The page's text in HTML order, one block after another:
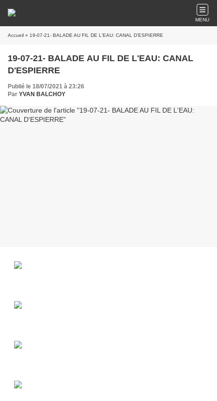
MENU
Accueil » 19-07-21- BALADE AU FIL DE L'EAU: CANAL D'ESPIERRE
19-07-21- BALADE AU FIL DE L'EAU: CANAL
D'ESPIERRE
Publié le 18/07/2021 à 23:26
Par YVAN BALCHOY